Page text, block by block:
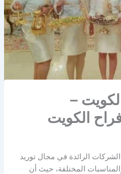
–
الرائدة في مجال توريد
المختلفة، حيث أن